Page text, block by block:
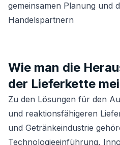
gemeinsamen Planung und
Handelspartnern
Wie man die
der Lieferkette
Zu den Lösungen für den
und reaktionsfähigeren
und Getränkeindustrie
Technologieeinführung,